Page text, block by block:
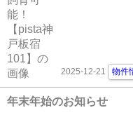
2025-12-21 物件
年末年始のお知らせ